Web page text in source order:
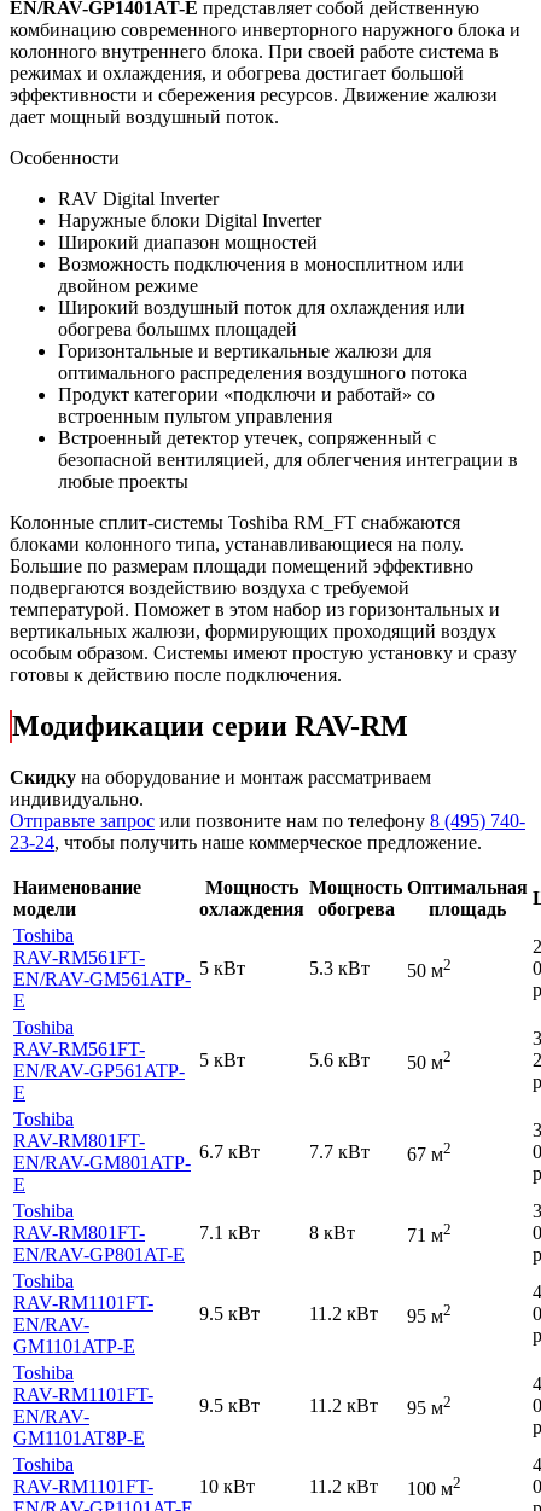
EN/RAV-GP1401AT-E представляет собой действенную
комбинацию современного инверторного наружного блока и
колонного внутреннего блока. При своей работе система в
режимах и охлаждения, и обогрева достигает большой
эффективности и сбережения ресурсов. Движение жалюзи
дает мощный воздушный поток.
Особенности
RAV Digital Inverter
Наружные блоки Digital Inverter
Широкий диапазон мощностей
Возможность подключения в моносплитном или
двойном режиме
Широкий воздушный поток для охлаждения или
обогрева большмх площадей
Горизонтальные и вертикальные жалюзи для
оптимального распределения воздушного потока
Продукт категории «подключи и работай» со
встроенным пультом управления
Встроенный детектор утечек, сопряженный с
безопасной вентиляцией, для облегчения интеграции в
любые проекты
Колонные сплит-системы Toshiba RM_FT снабжаются
блоками колонного типа, устанавливающиеся на полу.
Большие по размерам площади помещений эффективно
подвергаются воздействию воздуха с требуемой
температурой. Поможет в этом набор из горизонтальных и
вертикальных жалюзи, формирующих проходящий воздух
особым образом. Системы имеют простую установку и сразу
готовы к действию после подключения.
Модификации серии RAV-RM
Скидку на оборудование и монтаж рассматриваем
индивидуально.
Отправьте запрос или позвоните нам по телефону 8 (495) 740-
23-24, чтобы получить наше коммерческое предложение.
Наименование
модели
Мощность
охлаждения
Мощность
обогрева
Оптимальная
площадь
Toshiba
RAV-RM561FT-
EN/RAV-GM561ATP-
E
5 кВт 5.3 кВт 50 м2
Toshiba
RAV-RM561FT-
EN/RAV-GP561ATP-
E
5 кВт 5.6 кВт 50 м2
Toshiba
RAV-RM801FT-
EN/RAV-GM801ATP-
E
6.7 кВт 7.7 кВт 67 м2
Toshiba
RAV-RM801FT-
EN/RAV-GP801AT-E
7.1 кВт 8 кВт 71 м2
Toshiba
RAV-RM1101FT-
EN/RAV-
GM1101ATP-E
9.5 кВт 11.2 кВт 95 м2
Toshiba
RAV-RM1101FT-
EN/RAV-
GM1101AT8P-E
9.5 кВт 11.2 кВт 95 м2
Toshiba
RAV-RM1101FT-
10 кВт 11.2 кВт 100 м2